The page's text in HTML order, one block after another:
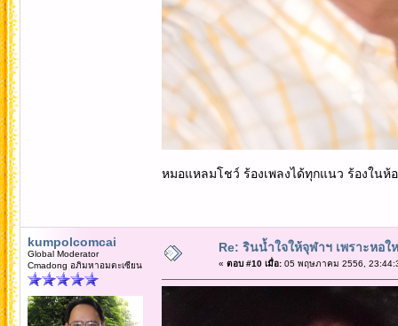
หมอแหลมโชว์ ร้องเพลงได้ทุกแนว ร้องในห้
kumpolcomcai
Global Moderator
Cmadong อภิมหาอมตะเซียน
Re: รินน้ำใจให้จุฬาฯ เพราะหอใ
« ตอบ #10 เมื่อ:05 พฤษภาคม 2556,